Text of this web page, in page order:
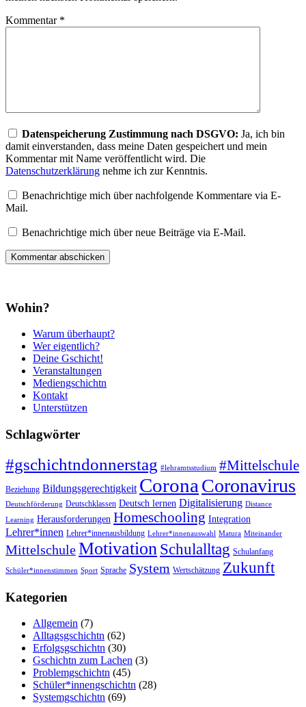
Kommentar *
Datenspeicherung Zustimmung nach DSGVO: Ja, ich bin
damit einverstanden, dass meine Daten gespeichert und mein
Kommentar mit Name veröffentlicht wird. Die
Datenschutzerklärung nehme ich zur Kenntnis.
Benachrichtige mich über nachfolgende Kommentare via E-
Mail.
Benachrichtige mich über neue Beiträge via E-Mail.
Wohin?
Warum überhaupt?
Wer eigentlich?
Deine Gschicht!
Veranstaltungen
Mediengschichtn
Kontakt
Unterstützen
Schlagwörter
#gschichtndonnerstag #lehramtsstudium #Mittelschule
Beziehung Bildungsgerechtigkeit Corona Coronavirus
Deutschförderung Deutschklassen Deutsch lernen Digitalisierung Distance
Learning Herausforderungen Homeschooling Integration
Lehrer*innen Lehrer*innenausbildung Lehrer*innenauswahl Matura Miteinander
MittelschuleMotivationSchulalltag Schulanfang
Schüler*innenstimmen Sport Sprache System Wertschätzung Zukunft
Kategorien
Allgemein (7)
Alltagsgschichtn (62)
Erfolgsgschichtn (30)
Gschichtn zum Lachen (3)
Problemgschichtn (45)
Schüler*innengschichtn (28)
Systemgschichtn (69)